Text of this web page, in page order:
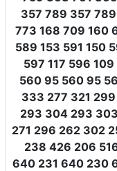
357 789 357
773 168 709 160
589 153 591 150
597 117 596
560 95 560 95
333 277 321
293 304 293
271 296 262 302
238 426 206
640 231 640 230